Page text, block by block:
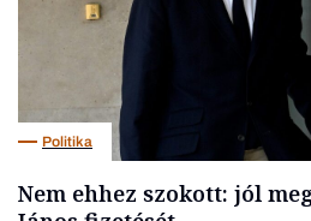
Politika
Nem ehhez szokott: jól